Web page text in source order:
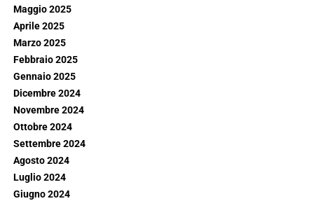
Maggio 2025
Aprile 2025
Marzo 2025
Febbraio 2025
Gennaio 2025
Dicembre 2024
Novembre 2024
Ottobre 2024
Settembre 2024
Agosto 2024
Luglio 2024
Giugno 2024